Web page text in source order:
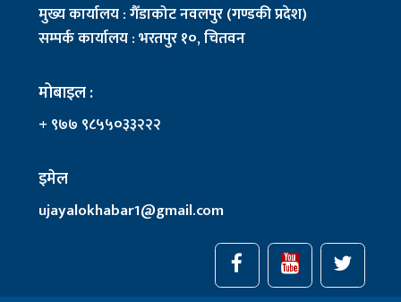
मुख्य कार्यालय : गैँडाकोट नवलपुर (गण्डकी प्रदेश)
सम्पर्क कार्यालय : भरतपुर १०, चितवन
मोबाइल :
+ ९७७ ९८५५०३३२२२
इमेल
ujayalokhabar1@gmail.com